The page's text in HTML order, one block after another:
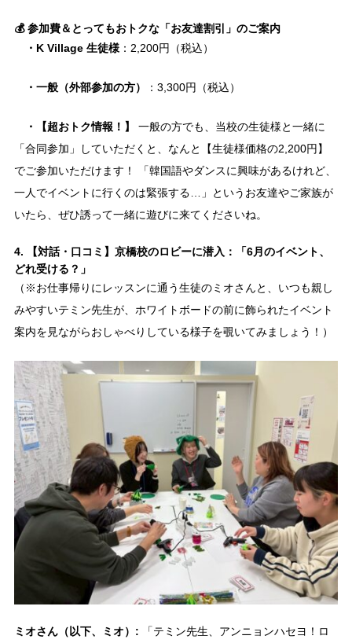
💰 参加費＆とってもおトクな「お友達割引」のご案内
・K Village 生徒様：2,200円（税込）
・一般（外部参加の方） ：3,300円（税込）
・【超おトク情報！】
一般の方でも、当校の生徒様と一緒に
「合同参加」していただくと、なんと【生徒様価格の2,200円】
でご参加いただけます！ 「韓国語やダンスに興味があるけれど、
一人でイベントに行くのは緊張する…」というお友達やご家族が
いたら、ぜひ誘って一緒に遊びに来てくださいね。
4. 【対話・口コミ】京橋校のロビーに潜入：「6月のイベント、
どれ受ける？」
（※お仕事帰りにレッスンに通う生徒のミオさんと、いつも親し
みやすいテミン先生が、ホワイトボードの前に飾られたイベント
案内を見ながらおしゃべりしている様子を覗いてみましょう！）
ミオさん（以下、ミオ）: 「テミン先生、アンニョンハセヨ！ロ